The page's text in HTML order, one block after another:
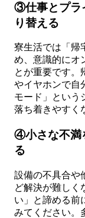
③仕事とプラ
り替える
寮生活では「帰
め、意識的にオ
とが重要です。
やイヤホンで自
モード」という
落ち着きやすく
④小さな不満
る
設備の不具合や
ど解決が難しく
い」と諦める前
みてください。